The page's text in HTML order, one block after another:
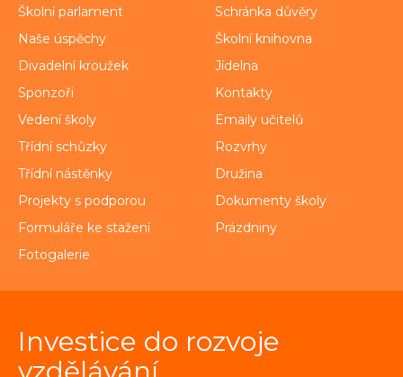
Školní parlament
Schránka důvěry
Naše úspěchy
Školní knihovna
Divadelní kroužek
Jídelna
Sponzoři
Kontakty
Vedení školy
Emaily učitelů
Třídní schůzky
Rozvrhy
Třídní nástěnky
Družina
Projekty s podporou
Dokumenty školy
Formuláře ke stažení
Prázdniny
Fotogalerie
Investice do rozvoje